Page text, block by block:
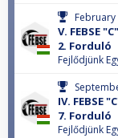
February
V. FEBSE
2. Forduló
Fejlődjünk
IV. FEBSE
7. Forduló
Fejlődjünk